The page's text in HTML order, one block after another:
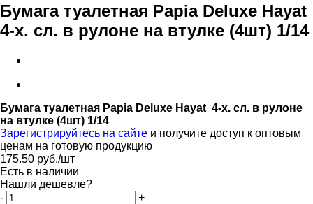
Бумага туалетная Papia Deluxe Hayat
4-х. сл. в рулоне на втулке (4шт) 1/14
Бумага туалетная Papia Deluxe Hayat 4-х. сл. в рулоне
на втулке (4шт) 1/14
Зарегистрируйтесь на сайте и получите доступ к оптовым
ценам на готовую продукцию
175.50 руб./шт
Есть в наличии
Нашли дешевле?
-
+